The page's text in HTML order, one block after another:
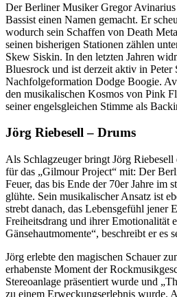
Der Berliner Musiker Gregor Avinarius
Bassist einen Namen gemacht. Er
wodurch sein Schaffen von Death
seinen bisherigen Stationen zählen
Skew Siskin. In den letzten Jahren
Bluesrock und ist derzeit aktiv in Peter
Nachfolgeformation Dodge Boogie.
den musikalischen Kosmos von Pink
seiner engelsgleichen Stimme als
Jörg Riebesell – Drums
Als Schlagzeuger bringt Jörg
für das „Gilmour Project“ mit: Der
Feuer, das bis Ende der 70er Jahre im
glühte. Sein musikalischer Ansatz ist
strebt danach, das Lebensgefühl jener
Freiheitsdrang und ihrer Emotionalität
Gänsehautmomente“, beschreibt er es
Jörg erlebte den magischen Schauer
erhabenste Moment der
Stereoanlage präsentiert wurde und
zu einem Erweckungserlebnis wurde.